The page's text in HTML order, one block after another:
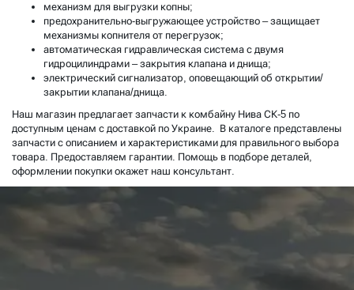
механизм для выгрузки копны;
предохранительно-выгружающее устройство – защищает
механизмы копнителя от перегрузок;
автоматическая гидравлическая система с двумя
гидроцилиндрами – закрытия клапана и днища;
электрический сигнализатор, оповещающий об открытии/
закрытии клапана/днища.
Наш магазин предлагает запчасти к комбайну Нива СК-5 по
доступным ценам с доставкой по Украине. В каталоге представлены
запчасти с описанием и характеристиками для правильного выбора
товара. Предоставляем гарантии. Помощь в подборе деталей,
оформлении покупки окажет наш консультант.